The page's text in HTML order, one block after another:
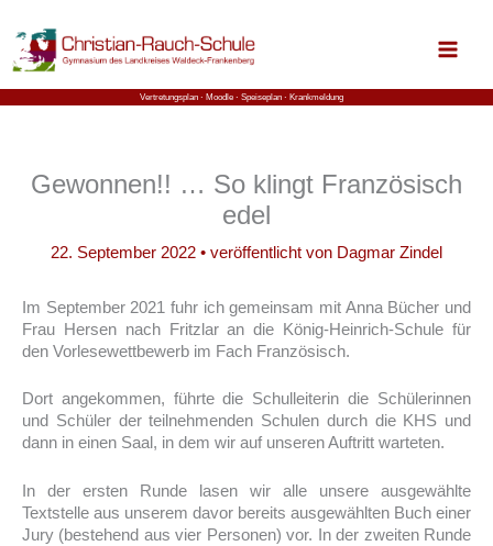
Inhalt
springen
Vertretungsplan ⋅ Moodle ⋅ Speiseplan ⋅ Krankmeldung
Gewonnen!! … So klingt Französisch
edel
22. September 2022 • veröffentlicht von Dagmar Zindel
Im September 2021 fuhr ich gemeinsam mit Anna Bücher und
Frau Hersen nach Fritzlar an die König-Heinrich-Schule für
den Vorlesewettbewerb im Fach Französisch.
Dort angekommen, führte die Schulleiterin die Schülerinnen
und Schüler der teilnehmenden Schulen durch die KHS und
dann in einen Saal, in dem wir auf unseren Auftritt warteten.
In der ersten Runde lasen wir alle unsere ausgewählte
Textstelle aus unserem davor bereits ausgewählten Buch einer
Jury (bestehend aus vier Personen) vor. In der zweiten Runde